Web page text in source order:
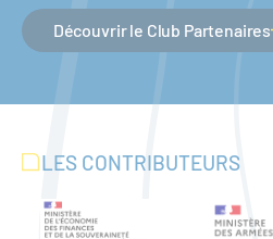
Découvrir le Club Partenaires
LES CONTRIBUTEURS